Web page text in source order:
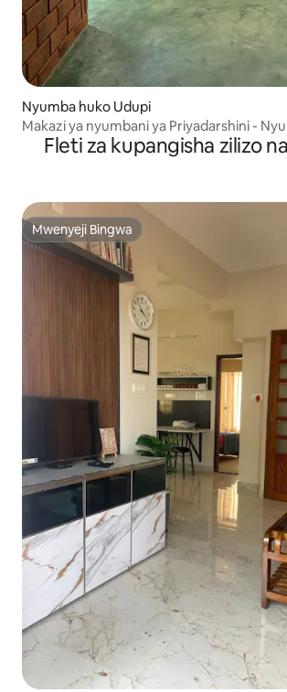
Nyumba huko Udupi
Makazi ya nyumbani ya Priyadarshini -
inayotunza mazingira
Fleti za kupangisha zilizo
Mwenyeji Bingwa
Mwenyeji Bingwa